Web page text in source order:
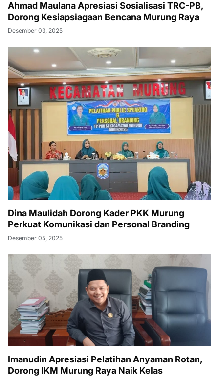
Ahmad Maulana Apresiasi Sosialisasi TRC-PB,
Dorong Kesiapsiagaan Bencana Murung Raya
Desember 03, 2025
Dina Maulidah Dorong Kader PKK Murung
Perkuat Komunikasi dan Personal Branding
Desember 05, 2025
Imanudin Apresiasi Pelatihan Anyaman Rotan,
Dorong IKM Murung Raya Naik Kelas